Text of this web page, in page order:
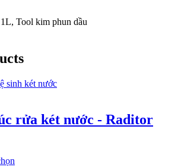
Tool kim phun dầu
rửa két nước - Raditor